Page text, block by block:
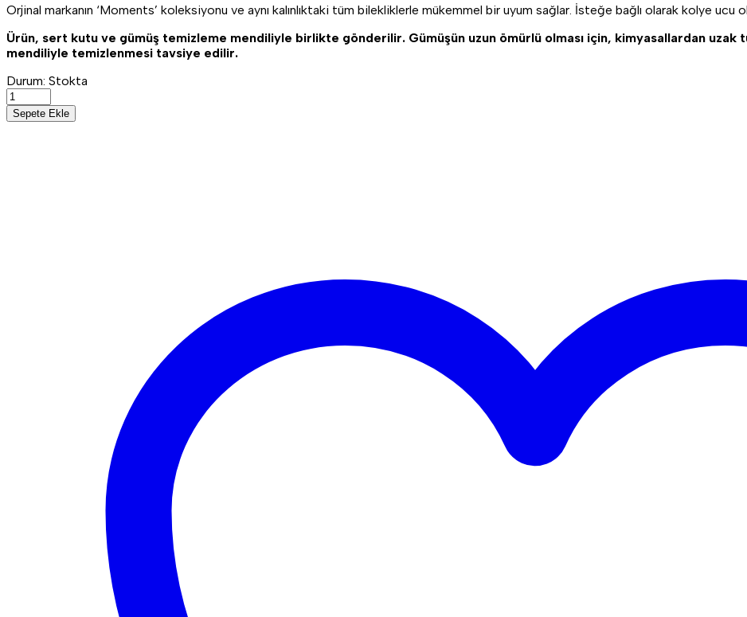
Orjinal markanın ‘Moments’ koleksiyonu ve aynı kalınlıktaki tüm bilekliklerle mükemmel bir uyum sağlar. İsteğe bağlı olarak kolye ucu
Ürün, sert kutu ve gümüş temizleme mendiliyle birlikte gönderilir. Gümüşün uzun ömürlü olması için, kimyasallardan uzak
mendiliyle temizlenmesi tavsiye edilir.
Durum: Stokta
Sepete Ekle